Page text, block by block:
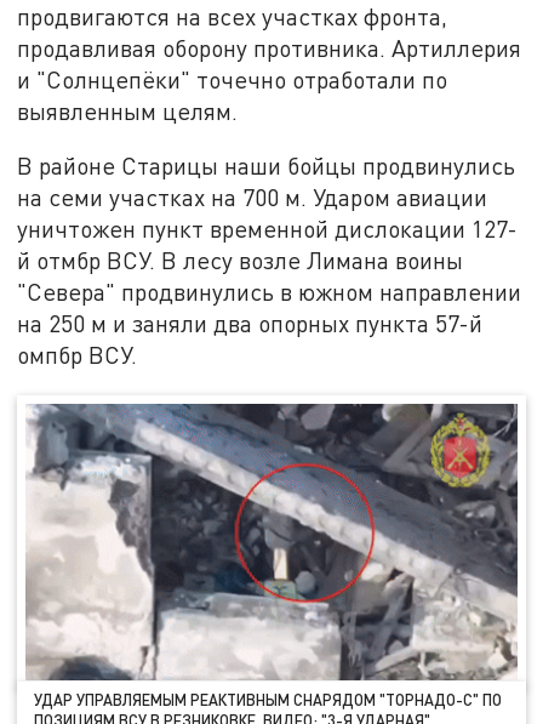
продвигаются на всех участках фронта,
продавливая оборону противника. Артиллерия
и "Солнцепёки" точечно отработали по
выявленным целям.
В районе Старицы наши бойцы продвинулись
на семи участках на 700 м. Ударом авиации
уничтожен пункт временной дислокации 127-
й отмбр ВСУ. В лесу возле Лимана воины
"Севера" продвинулись в южном направлении
на 250 м и заняли два опорных пункта 57-й
омпбр ВСУ.
УДАР УПРАВЛЯЕМЫМ РЕАКТИВНЫМ СНАРЯДОМ "ТОРНАДО-С" ПО